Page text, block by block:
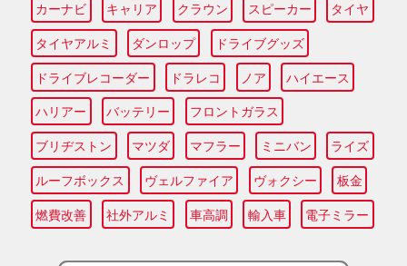
カーナビ キャリア クラウン スピーカー タイヤ
タイヤアルミ ダンロップ ドライブグッズ
ドライブレコーダー ドラレコ ノア ハイエース
ハリアー バッテリー フロントガラス
ブリヂストン マツダ マフラー ミニバン ライズ
ルーフボックス ヴェルファイア ヴォクシー 板金
燃費改善 社外アルミ 車高調 輸入車 電子ミラー